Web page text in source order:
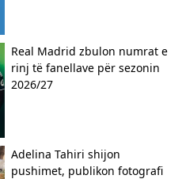
Real Madrid zbulon numrat e
rinj të fanellave për sezonin
2026/27
Adelina Tahiri shijon
pushimet, publikon fotografi